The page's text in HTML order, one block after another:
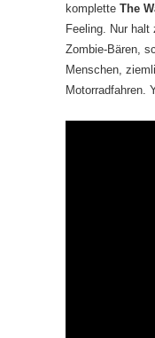
komplette The
Feeling. Nur
Zombie-Bären,
Menschen,
Motorradfahren.